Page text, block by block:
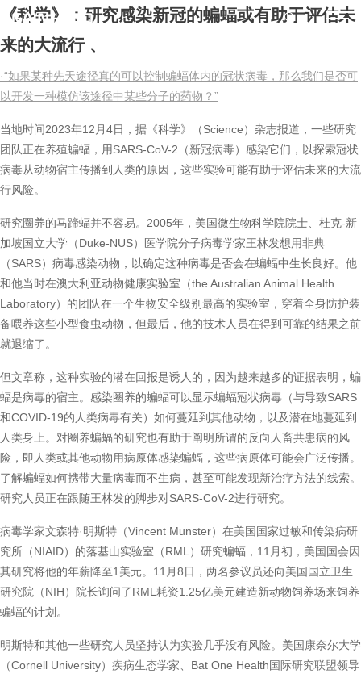
《科学》：研究感染新冠的蝙蝠或有助于评估未
来的大流行、
·“如果某种先天途径真的可以控制蝙蝠体内的冠状病毒，那么我们是否可
以开发一种模仿该途径中某些分子的药物？”
当地时间2023年12月4日，据《科学》（Science）杂志报道，一些研究
团队正在养殖蝙蝠，用SARS-CoV-2（新冠病毒）感染它们，以探索冠状
病毒从动物宿主传播到人类的原因，这些实验可能有助于评估未来的大流
行风险。
研究圈养的马蹄蝠并不容易。2005年，美国微生物科学院院士、杜克-新
加坡国立大学（Duke-NUS）医学院分子病毒学家王林发想用非典
（SARS）病毒感染动物，以确定这种病毒是否会在蝙蝠中生长良好。他
和他当时在澳大利亚动物健康实验室（the Australian Animal Health
Laboratory）的团队在一个生物安全级别最高的实验室，穿着全身防护装
备喂养这些小型食虫动物，但最后，他的技术人员在得到可靠的结果之前
就退缩了。
但文章称，这种实验的潜在回报是诱人的，因为越来越多的证据表明，蝙
蝠是病毒的宿主。感染圈养的蝙蝠可以显示蝙蝠冠状病毒（与导致SARS
和COVID-19的人类病毒有关）如何蔓延到其他动物，以及潜在地蔓延到
人类身上。对圈养蝙蝠的研究也有助于阐明所谓的反向人畜共患病的风
险，即人类或其他动物用病原体感染蝙蝠，这些病原体可能会广泛传播。
了解蝙蝠如何携带大量病毒而不生病，甚至可能发现新治疗方法的线索。
研究人员正在跟随王林发的脚步对SARS-CoV-2进行研究。
病毒学家文森特·明斯特（Vincent Munster）在美国国家过敏和传染病研
究所（NIAID）的落基山实验室（RML）研究蝙蝠，11月初，美国国会因
其研究将他的年薪降至1美元。11月8日，两名参议员还向美国国立卫生
研究院（NIH）院长询问了RML耗资1.25亿美元建造新动物饲养场来饲养
蝙蝠的计划。
明斯特和其他一些研究人员坚持认为实验几乎没有风险。美国康奈尔大学
（Cornell University）疾病生态学家、Bat One Health国际研究联盟领导